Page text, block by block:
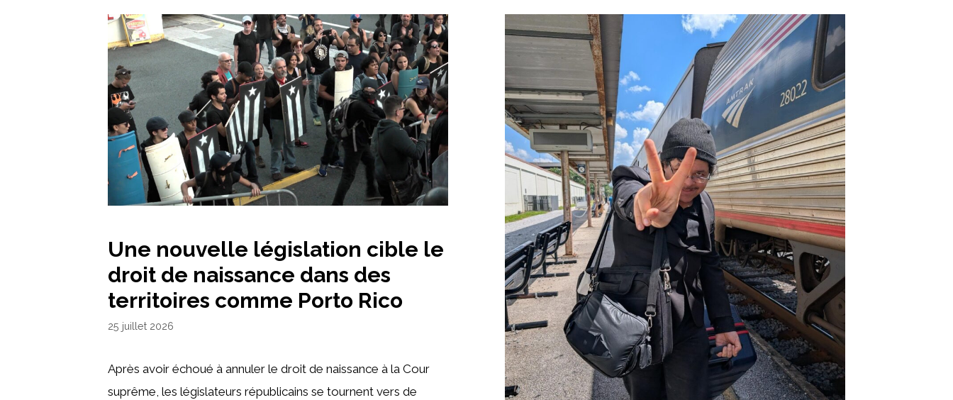
Une nouvelle législation cible le
droit de naissance dans des
territoires comme Porto Rico
25 juillet 2026
Après avoir échoué à annuler le droit de naissance à la Cour
suprême, les législateurs républicains se tournent vers de